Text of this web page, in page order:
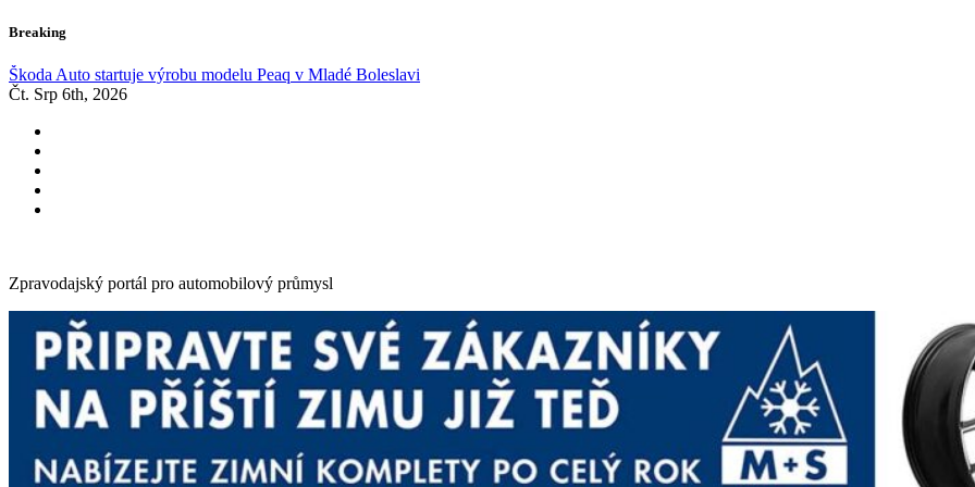
Skip
content
Breaking
Škoda Auto startuje výrobu modelu Peaq v Mladé Boleslavi
Čt. Srp 6th, 2026
Zpravodajský portál pro automobilový průmysl